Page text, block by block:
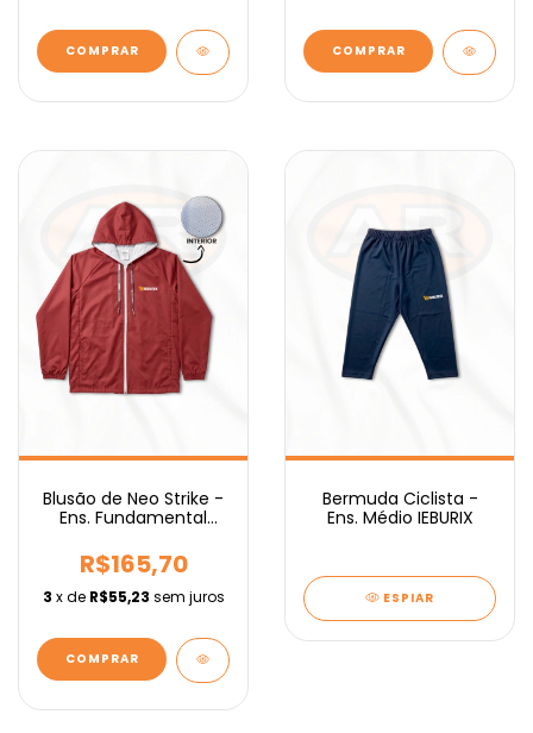
COMPRAR COMPRAR
Blusão de Neo Strike -
Ens. Fundamental
R$165,70
3 x de R$55,23 sem juros
COMPRAR
Bermuda Ciclista -
Ens. Médio IEBURIX
ESPIAR